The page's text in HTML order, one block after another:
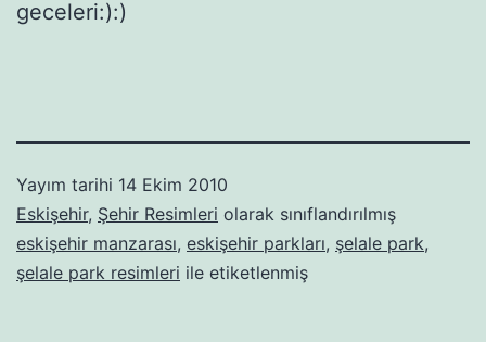
geceleri:):)
Yayım tarihi 14 Ekim 2010
Eskişehir, Şehir Resimleri olarak sınıflandırılmış
eskişehir manzarası, eskişehir parkları, şelale park,
şelale park resimleri ile etiketlenmiş